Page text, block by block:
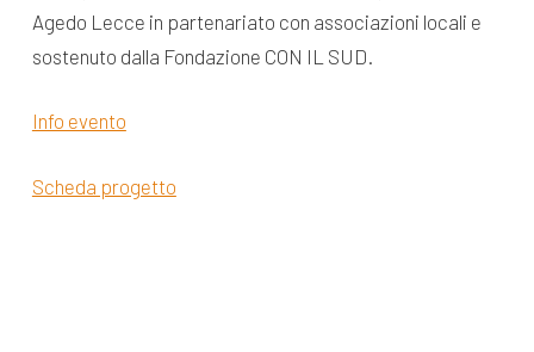
Agedo Lecce in partenariato con associazioni locali e
sostenuto dalla Fondazione CON IL SUD.
Info evento
Scheda progetto